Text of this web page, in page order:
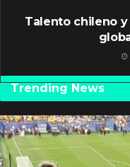
Talento chileno
Trending News